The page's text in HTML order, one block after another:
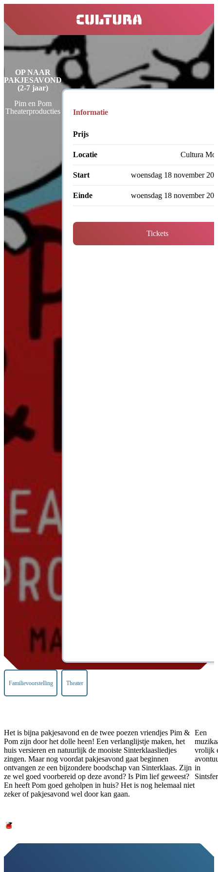
home
OP NAAR
PAKJESAVOND
(2-7 jaar)
Pim en Pom
Theaterproducties
Informatie
Prijs
Locatie Cultura
Start woensdag 18 november
Einde woensdag 18 november
Tickets
Familievoorstelling Theater
Het is bijna pakjesavond en de twee poezen vriendjes Pim &
Pom zijn door het dolle heen! Een verlanglijstje maken, het
huis versieren en natuurlijk de mooiste Sinterklaasliedjes
zingen. Maar nog voordat pakjesavond gaat beginnen
ontvangen ze een bijzondere boodschap van Sinterklaas. Zijn
ze wel goed voorbereid op deze avond? Is Pim lief geweest?
En heeft Pom goed geholpen in huis? Het is nog helemaal niet
zeker of pakjesavond wel door kan gaan.
Een
vrolijk
in